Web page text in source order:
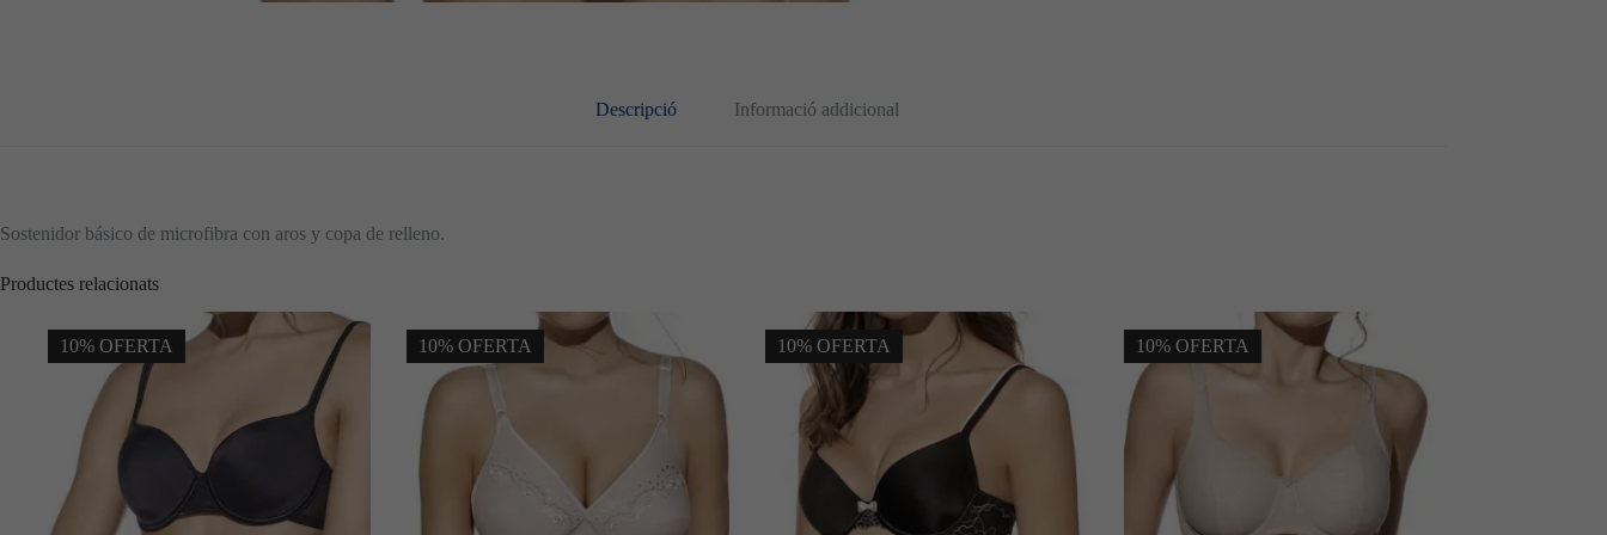
Descripció Informació addicional
Sostenidor básico de microfibra con aros y copa de relleno.
Productes relacionats
10% OFERTA 10% OFERTA 10% OFERTA 10% OFERTA